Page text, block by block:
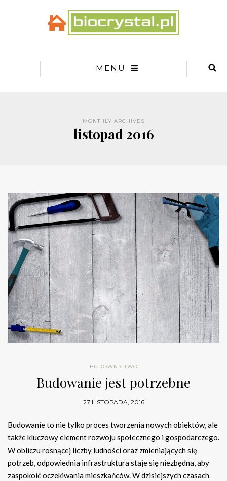
MENU
MONTHLY ARCHIVES
listopad 2016
BUDOWNICTWO
Budowanie jest potrzebne
27 LISTOPADA, 2016
Budowanie to nie tylko proces tworzenia nowych obiektów, ale
także kluczowy element rozwoju społecznego i gospodarczego.
W obliczu rosnącej liczby ludności oraz zmieniających się
potrzeb, odpowiednia infrastruktura staje się niezbędna, aby
zaspokoić oczekiwania mieszkańców. W dzisiejszych czasach